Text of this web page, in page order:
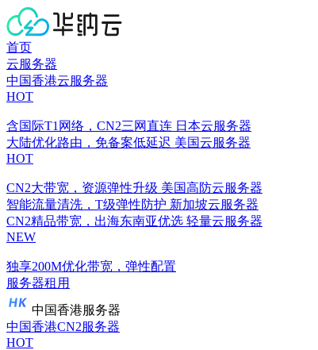
首页
云服务器
中国香港云服务器
HOT
含国际T1网络，CN2三网直连 日本云服务器
大陆优化路由，免备案低延迟 美国云服务器
HOT
CN2大带宽，资源弹性升级 美国高防云服务器
智能流量清洗，T级弹性防护 新加坡云服务器
CN2精品带宽，出海东南亚优选 轻量云服务器
NEW
独享200M优化带宽，弹性配置
服务器租用
中国香港服务器
中国香港CN2服务器
HOT